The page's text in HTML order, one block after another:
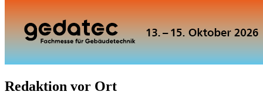
Redaktion vor Ort